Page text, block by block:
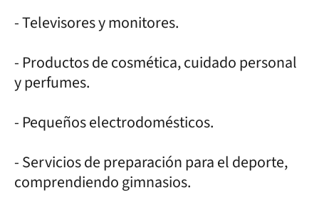
- Televisores y monitores.
- Productos de cosmética, cuidado personal
y perfumes.
- Pequeños electrodomésticos.
- Servicios de preparación para el deporte,
comprendiendo gimnasios.